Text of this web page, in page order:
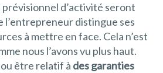
prévisionnel d’activité seront
l’entrepreneur distingue ses
à mettre en face. Cela n’est
nous l’avons vu plus haut.
être relatif à des garanties